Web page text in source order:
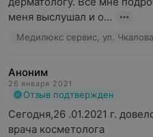
меня выслушал и о...
Медилюкс сервис, ул.
Аноним
26 января 2021
Отзыв подтвержден
Сегодня,26 .01.2021 г.
врача косметолога